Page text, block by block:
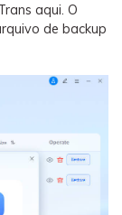
aqui. O
de backup